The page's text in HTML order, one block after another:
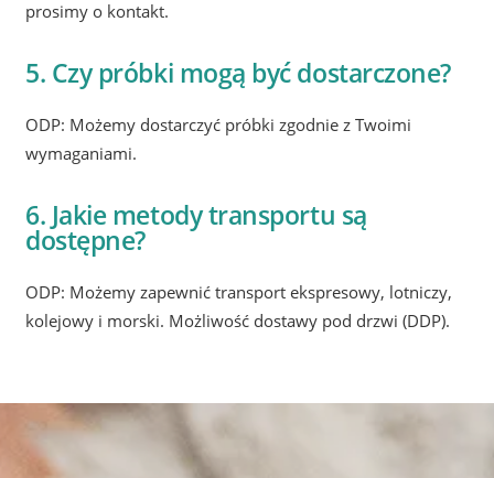
prosimy o kontakt.
5. Czy próbki mogą być dostarczone?
ODP: Możemy dostarczyć próbki zgodnie z Twoimi
wymaganiami.
6. Jakie metody transportu są
dostępne?
ODP: Możemy zapewnić transport ekspresowy, lotniczy,
kolejowy i morski. Możliwość dostawy pod drzwi (DDP).